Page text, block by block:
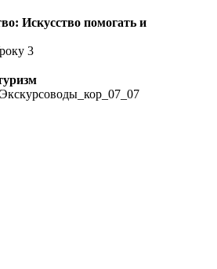
Искусство помогать и
3